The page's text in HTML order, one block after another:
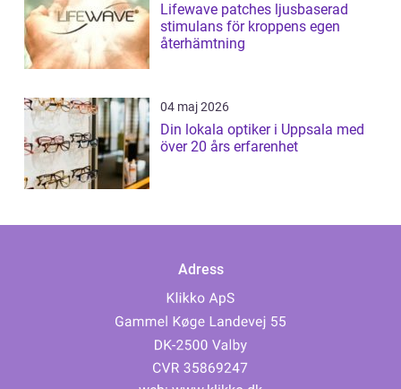
Lifewave patches ljusbaserad
stimulans för kroppens egen
återhämtning
04 maj 2026
Din lokala optiker i Uppsala med
över 20 års erfarenhet
Adress